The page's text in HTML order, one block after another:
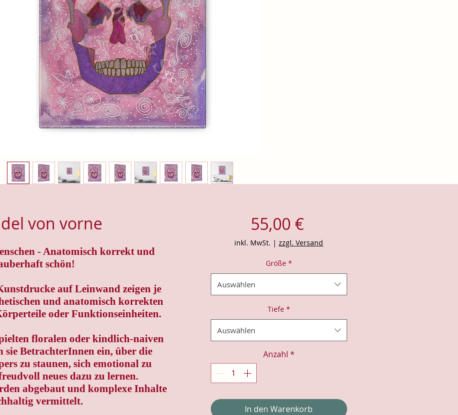
von vorne
- Anatomisch korrekt und
schön!
auf Leinwand zeigen je
und anatomisch korrekten
oder Funktionseinheiten.
floralen oder kindlich-naiven
sie BetrachterInnen ein, über die
zu staunen, sich emotional zu
neues dazu zu lernen.
abgebaut und komplexe Inhalte
vermittelt.
55,00 €
inkl. MwSt. |zzgl. Versand
Größe *
Auswählen
Tiefe *
Auswählen
Anzahl *
In den Warenkorb